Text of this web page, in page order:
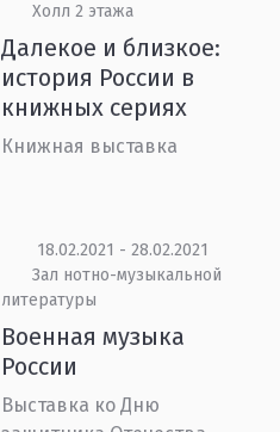
Холл 2 этажа
Далекое и близкое:
история России в
книжных сериях
Книжная выставка
18.02.2021 - 28.02.2021
Зал нотно-музыкальной
литературы
Военная музыка
России
Выставка ко Дню